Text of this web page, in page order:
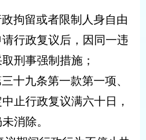
政拘留或者限制人身自由
行政复议后，因同一违
刑事强制措施；
十九条第一款第一项、
止行政复议满六十日，
消除。